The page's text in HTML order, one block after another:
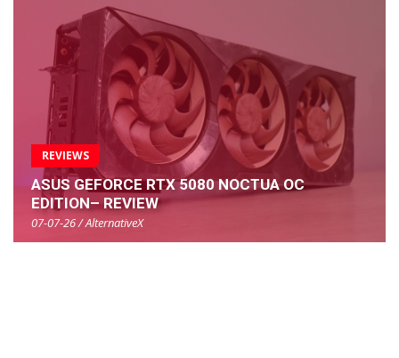
REVIEWS
ASUS GEFORCE RTX 5080 NOCTUA OC
EDITION– REVIEW
07-07-26 / AlternativeX